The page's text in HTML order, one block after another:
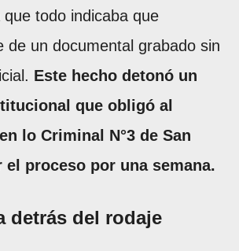
todo indicaba que
de un documental grabado sin
Este hecho detonó un
que obligó al
lo Criminal N°3 de San
el proceso por una semana.
detrás del rodaje